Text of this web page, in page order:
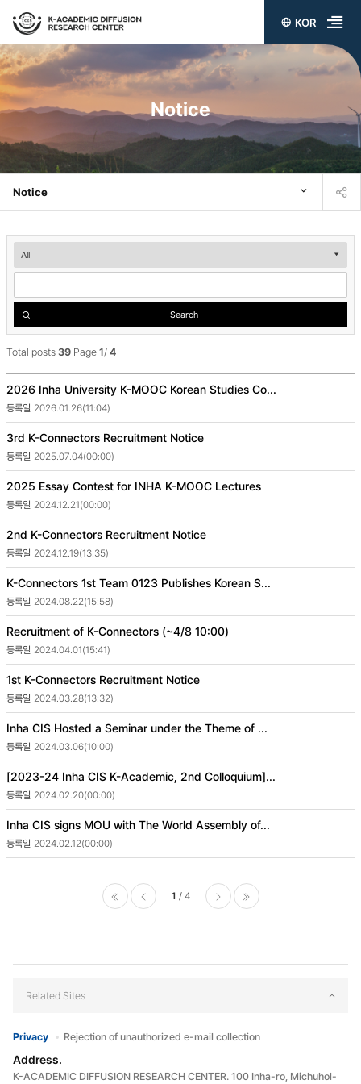
KOR
전
체
뉴
열
기
Notice
Notice
검
색
Search
Total posts 39 Page 1/ 4
호,
파
제
목,
카
테
고
리,
작
성
자,
조
회
작
일
제
공
표
2026 Inha University K-MOOC Korean Studies Co...
2026.01.26(11:04)
3rd K-Connectors Recruitment Notice
2025.07.04(00:00)
2025 Essay Contest for INHA K-MOOC Lectures
2024.12.21(00:00)
2nd K-Connectors Recruitment Notice
2024.12.19(13:35)
K-Connectors 1st Team 0123 Publishes Korean S...
2024.08.22(15:58)
Recruitment of K-Connectors (~4/8 10:00)
2024.04.01(15:41)
1st K-Connectors Recruitment Notice
2024.03.28(13:32)
Inha CIS Hosted a Seminar under the Theme of ...
2024.03.06(10:00)
[2023-24 Inha CIS K-Academic, 2nd Colloquium]...
2024.02.20(00:00)
Inha CIS signs MOU with The World Assembly of...
2024.02.12(00:00)
1 4
Privacy Rejection of unauthorized e-mail collection
Address.
K-ACADEMIC DIFFUSION RESEARCH CENTER. 100 Inha-ro, Michuhol-
Related Sites